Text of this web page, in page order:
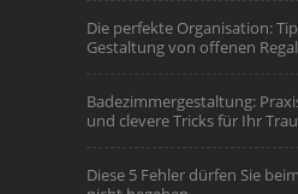
Die perfekte Organisation:
Gestaltung von offenen
Badezimmergestaltung:
und clevere Tricks für Ihr
Diese 5 Fehler dürfen Sie